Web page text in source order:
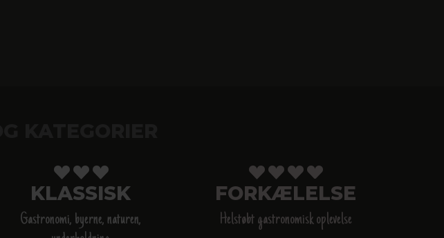
KLASSISK
Gastronomi, byerne, naturen,
FORKÆLELSE
Helstøbt gastronomisk oplevelse